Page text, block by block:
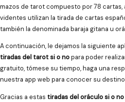
mazos de tarot compuesto por 78 cartas,
videntes utilizan la tirada de cartas
también la denominada baraja gitana u
A continuación, le dejamos la siguiente
tiradas del tarot si o nopara poder
gratuito, tómese su tiempo, haga una
nuestra app web para conocer su
Gracias a estas tiradas del oráculo si o